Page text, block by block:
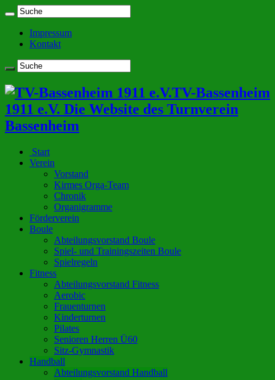
Impressum
Kontakt
TV-Bassenheim
1911 e.V. Die Website des Turnverein
Bassenheim
Start
Verein
Vorstand
Kirmes Orga-Team
Chronik
Organigramme
Förderverein
Boule
Abteilungsvorstand Boule
Spiel- und Trainingszeiten Boule
Spielregeln
Fitness
Abteilungsvorstand Fitness
Aerobic
Frauenturnen
Kinderturnen
Pilates
Senioren Herren Ü60
Sitz-Gymnastik
Handball
Abteilungsvorstand Handball